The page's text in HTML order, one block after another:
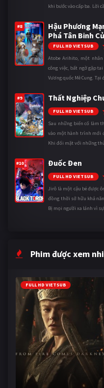
khi bước vào cấp ba. Lời
#8
Hậu Phương
Phá Tân Binh
FULL HD VIETSUB
Atobe Arihito, một
công việc, bất ngờ gặp
Vương quốc Mê Cung.
#9 Thất Nghiệp
FULL HD VIETSUB
Sau những biến cố làm
vào một hành trình mới
Khi đối mặt với những
#10 Đuốc Đen
FULL HD VIETSUB
Jirô là một cậu bé được
đồng thời sở hữu khả
Bị mọi người xa lánh vì
Phim được xem
FULL HD VIETSUB